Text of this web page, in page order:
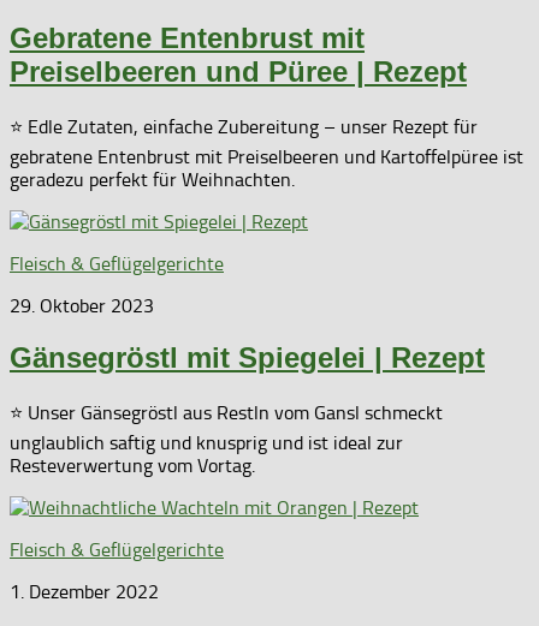
Gebratene Entenbrust mit
Preiselbeeren und Püree | Rezept
⭐ Edle Zutaten, einfache Zubereitung – unser Rezept für
gebratene Entenbrust mit Preiselbeeren und Kartoffelpüree ist
geradezu perfekt für Weihnachten.
Fleisch & Geflügelgerichte
29. Oktober 2023
Gänsegröstl mit Spiegelei | Rezept
⭐ Unser Gänsegröstl aus Restln vom Gansl schmeckt
unglaublich saftig und knusprig und ist ideal zur
Resteverwertung vom Vortag.
Fleisch & Geflügelgerichte
1. Dezember 2022